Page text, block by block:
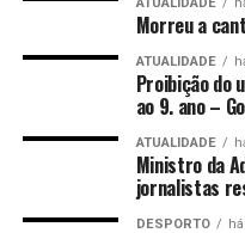
Morreu a
ATUALIDADE
Proibição do
ao 9. ano –
ATUALIDADE
Ministro da
jornalistas
DESPORTO